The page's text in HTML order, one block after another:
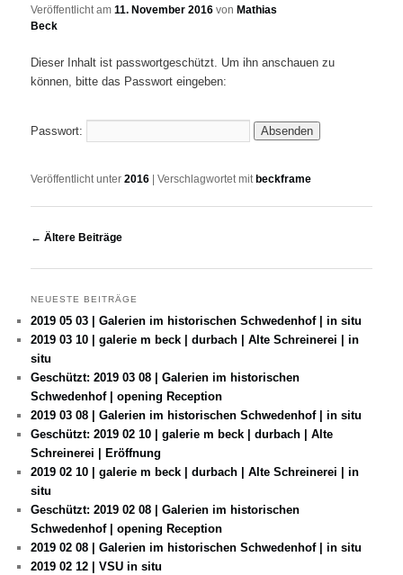
Veröffentlicht am11. November 2016 von Mathias
Beck
Dieser Inhalt ist passwortgeschützt. Um ihn anschauen zu
können, bitte das Passwort eingeben:
Passwort:
Veröffentlicht unter 2016 |Verschlagwortet mit beckframe
Beitrags-Navigation
← Ältere Beiträge
NEUESTE BEITRÄGE
2019 05 03 | Galerien im historischen Schwedenhof | in situ
2019 03 10 | galerie m beck | durbach | Alte Schreinerei | in
situ
Geschützt: 2019 03 08 | Galerien im historischen
Schwedenhof | opening Reception
2019 03 08 | Galerien im historischen Schwedenhof | in situ
Geschützt: 2019 02 10 | galerie m beck | durbach | Alte
Schreinerei | Eröffnung
2019 02 10 | galerie m beck | durbach | Alte Schreinerei | in
situ
Geschützt: 2019 02 08 | Galerien im historischen
Schwedenhof | opening Reception
2019 02 08 | Galerien im historischen Schwedenhof | in situ
2019 02 12 | VSU in situ